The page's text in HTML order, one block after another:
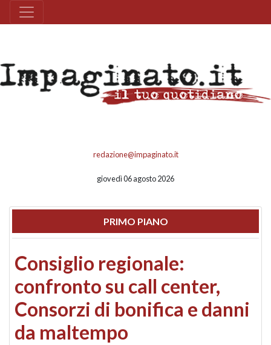
redazione@impaginato.it
giovedì 06 agosto 2026
PRIMO PIANO
Consiglio regionale:
confronto su call center,
Consorzi di bonifica e danni
da maltempo